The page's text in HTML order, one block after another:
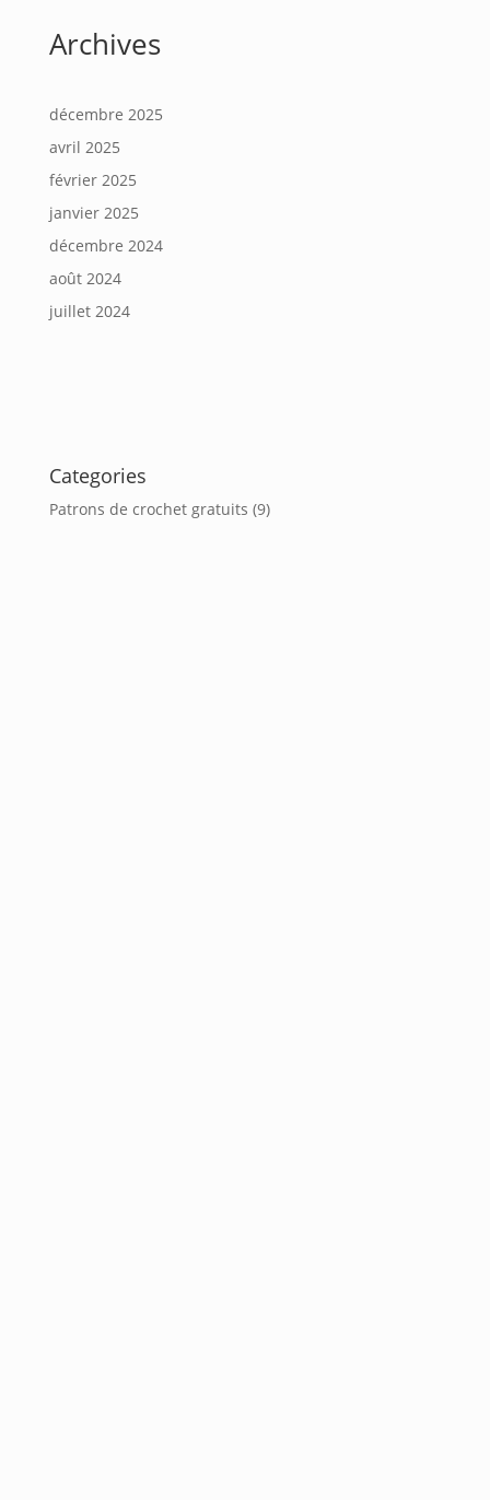
Archives
décembre 2025
avril 2025
février 2025
janvier 2025
décembre 2024
août 2024
juillet 2024
Categories
Patrons de crochet gratuits (9)